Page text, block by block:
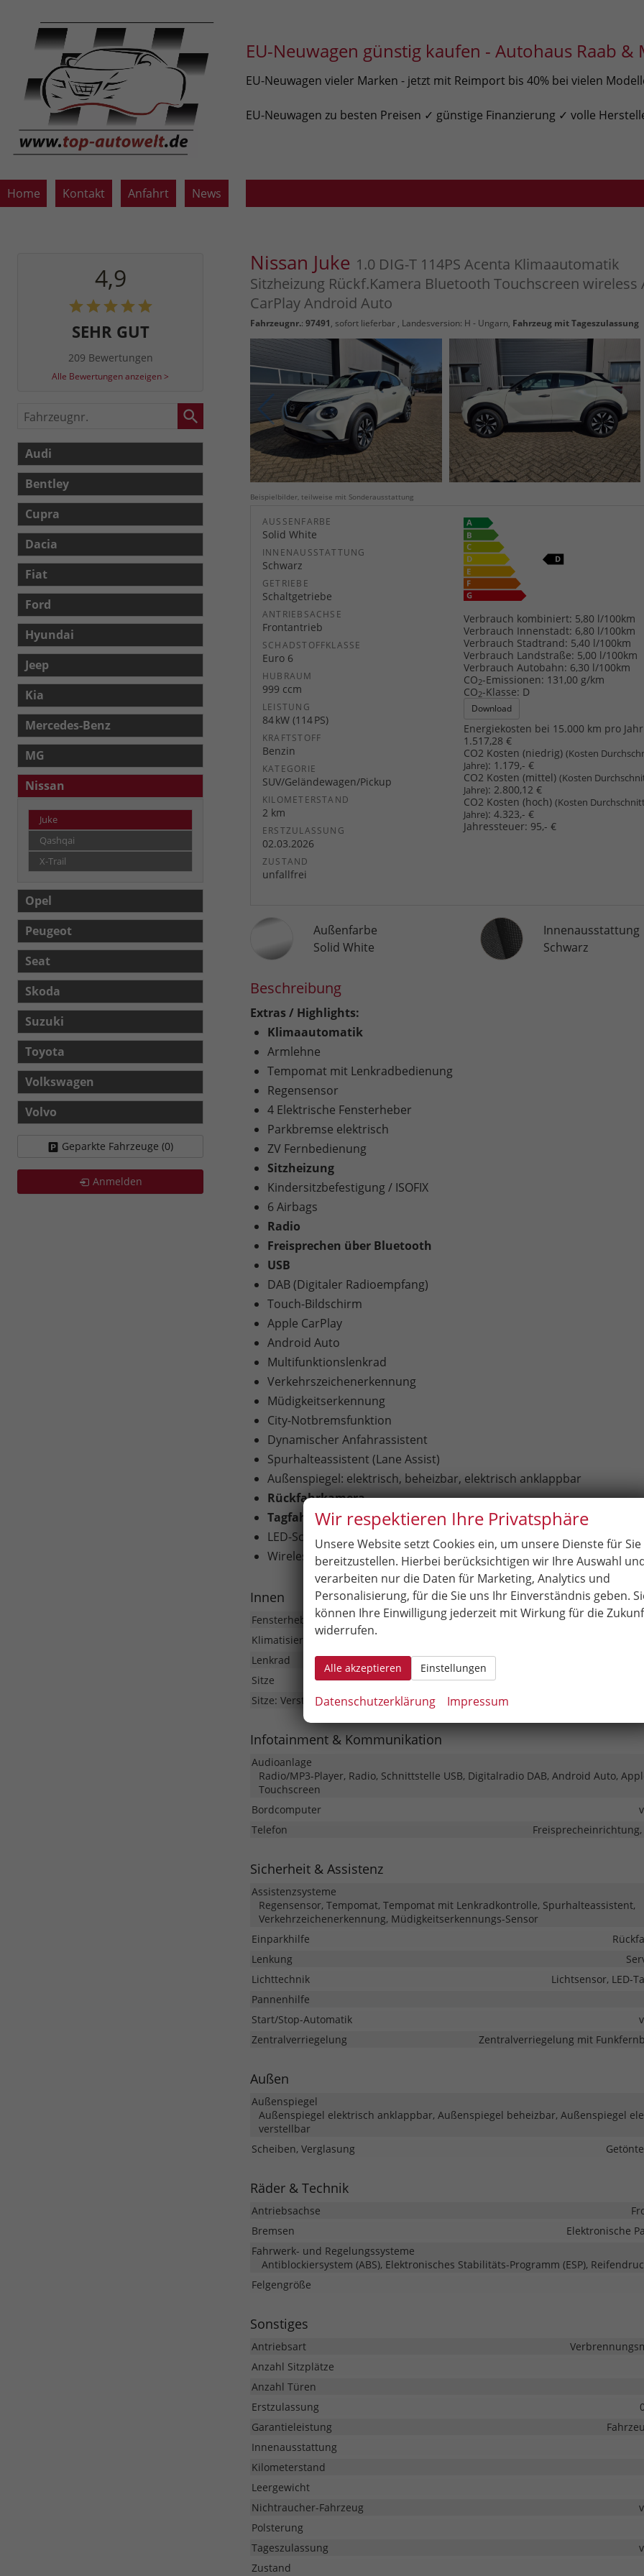
EU-Neuwagen günstig kaufen - Autohaus Raab &
EU-Neuwagen vieler Marken - jetzt mit Reimport bis 40% bei vielen
EU-Neuwagen zu besten Preisen ✓ günstige Finanzierung ✓ volle
Home Kontakt Anfahrt News
Nissan Juke 1.0 DIG-T 114PS Acenta Klimaautomatik
Sitzheizung Rückf.Kamera Bluetooth Touchscreen wireless
CarPlay Android Auto
Fahrzeugnr.: 97491, sofort lieferbar, Landesversion: H - Ungarn, Fahrzeug mit Tageszulassung
Beispielbilder, teilweise mit Sonderausstattung
AUSSENFARBE
Solid White
INNENAUSSTATTUNG
Schwarz
GETRIEBE
Schaltgetriebe
ANTRIEBSACHSE
Frontantrieb
SCHADSTOFFKLASSE
Euro 6
HUBRAUM
999 ccm
LEISTUNG
84 kW (114 PS)
KRAFTSTOFF
Benzin
KATEGORIE
SUV/Geländewagen/Pickup
KILOMETERSTAND
2 km
ERSTZULASSUNG
02.03.2026
ZUSTAND
unfallfrei
Verbrauch kombiniert: 5,80 l/100km
Verbrauch Innenstadt: 6,80 l/100km
Verbrauch Stadtrand: 5,40 l/100km
Verbrauch Landstraße: 5,00 l/100km
Verbrauch Autobahn: 6,30 l/100km
CO2-Emissionen: 131,00 g/km
CO2-Klasse: D
Download
Energiekosten bei 15.000 km pro
1.517,28 €
CO2 Kosten (niedrig)(Kosten
Jahre): 1.179,- €
CO2 Kosten (mittel)(Kosten
Jahre): 2.800,12 €
CO2 Kosten (hoch)(Kosten
Jahre): 4.323,- €
Jahressteuer: 95,- €
Außenfarbe
Solid White
InnenausstattungInnenausstattung
Schwarz
Beschreibung
Extras / Highlights:
Klimaautomatik
Armlehne
Tempomat mit Lenkradbedienung
Regensensor
4 Elektrische Fensterheber
Parkbremse elektrisch
ZV Fernbedienung
Sitzheizung
Kindersitzbefestigung / ISOFIX
6 Airbags
Radio
Freisprechen über Bluetooth
USB
DAB (Digitaler Radioempfang)
Touch-Bildschirm
Apple CarPlay
Android Auto
Multifunktionslenkrad
Verkehrszeichenerkennung
Müdigkeitserkennung
City-Notbremsfunktion
Dynamischer Anfahrassistent
Spurhalteassistent (Lane Assist)
Außenspiegel: elektrisch, beheizbar, elektrisch anklappbar
Rückfahrkamera
Tagfahrlicht mit LED
LED-Scheinwerfer
Wireless Apple CarPlay + Android Auto
Innen
Fensterheber
Klimatisierung
Lenkrad
Sitze
Isofix (Kindersitzbefestigung),
Sitze: Verstellbarkeit
Infotainment & Kommunikation
Audioanlage
Radio/MP3-Player, Radio, Schnittstelle USB, Digitalradio DAB, Android Auto,
Touchscreen
Bordcomputer
Telefon
Sicherheit & Assistenz
Assistenzsysteme
Regensensor, Tempomat, Tempomat mit Lenkradkontrolle, Spurhalteassistent,
Verkehrzeichenerkennung, Müdigkeitserkennungs-Sensor
Einparkhilfe
Lenkung
Lichttechnik
Lichtsensor, LED-
Pannenhilfe
Start/Stop-Automatik
Zentralverriegelung
Zentralverriegelung mit
Außen
Außenspiegel
Außenspiegel elektrisch anklappbar, Außenspiegel beheizbar, Außenspiegel
verstellbar
Scheiben, Verglasung
Räder & Technik
Antriebsachse
Bremsen
Elektronische
Fahrwerk- und Regelungssysteme
Antiblockiersystem (ABS), Elektronisches Stabilitäts-Programm (ESP),
Felgengröße
Sonstiges
Antriebsart
Anzahl Sitzplätze
Anzahl Türen
Erstzulassung
Garantieleistung
Innenausstattung
Kilometerstand
Leergewicht
Nichtraucher-Fahrzeug
Polsterung
Tageszulassung
Zustand
4,9
SEHR GUT
209 Bewertungen
Alle Bewertungen anzeigen >
Fahrzeugnr.
Audi
Bentley
Cupra
Dacia
Fiat
Ford
Hyundai
Jeep
Kia
Mercedes-Benz
MG
Nissan
Juke
Qashqai
X-Trail
Opel
Peugeot
Seat
Skoda
Suzuki
Toyota
Volkswagen
Volvo
Geparkte Fahrzeuge (0)
Anmelden
Wir respektieren Ihre Privatsphäre
Unsere Website setzt Cookies ein, um unsere Dienste für Sie
bereitzustellen. Hierbei berücksichtigen wir Ihre Auswahl
verarbeiten nur die Daten für Marketing, Analytics und
Personalisierung, für die Sie uns Ihr Einverständnis geben.
können Ihre Einwilligung jederzeit mit Wirkung für die
widerrufen.
Alle akzeptieren Einstellungen
Datenschutzerklärung Impressum